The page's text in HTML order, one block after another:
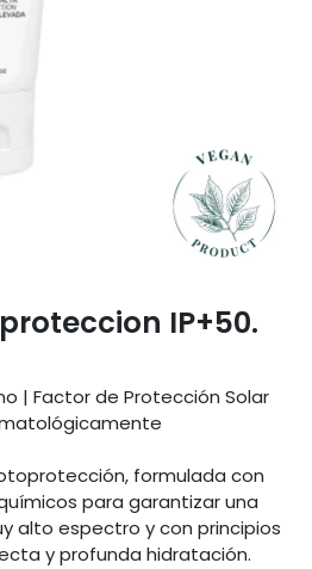
IP+50.
| Factor de Protección Solar
formulada con
para garantizar una
alto espectro y con principios
y profunda hidratación.